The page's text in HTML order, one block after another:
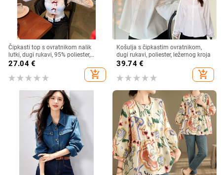
Čipkasti top s ovratnikom nalik
lutki, dugi rukavi, 95% poliester,
kardigan stil, gradski stil
27.04€
add_shopping_cart
Košulja s čipkastim ovratnikom,
dugi rukavi, poliester, ležernog kroja
39.74€
add_shopping_cart